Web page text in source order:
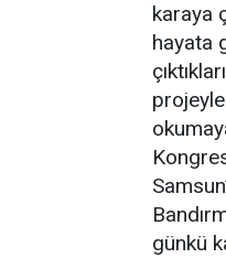
karaya
hayata
günkü